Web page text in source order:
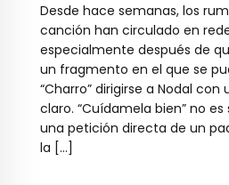
Desde hace semanas, los
canción han circulado en
especialmente después de
un fragmento en el que se
“Charro” dirigirse a Nodal
claro. “Cuídamela bien” no
una petición directa de un
la […]